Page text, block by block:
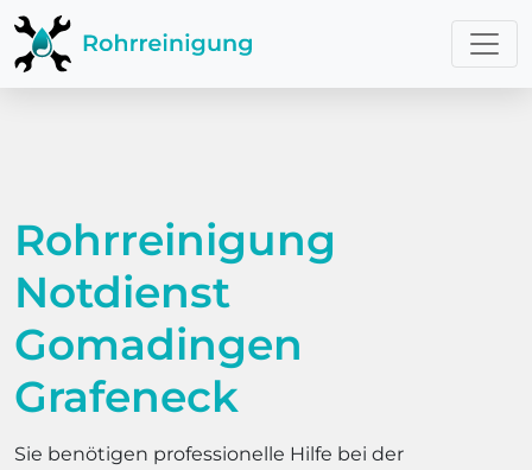
Rohrreinigung
Notdienst
Gomadingen
Grafeneck
Sie benötigen professionelle Hilfe bei der